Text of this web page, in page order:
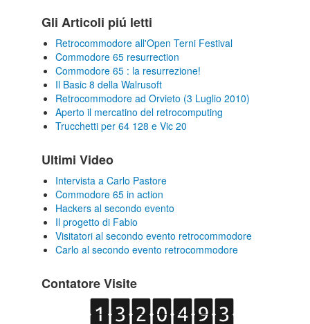
Gli Articoli piú letti
Retrocommodore all'Open Terni Festival
Commodore 65 resurrection
Commodore 65 : la resurrezione!
Il Basic 8 della Walrusoft
Retrocommodore ad Orvieto (3 Luglio 2010)
Aperto il mercatino del retrocomputing
Trucchetti per 64 128 e Vic 20
Ultimi Video
Intervista a Carlo Pastore
Commodore 65 in action
Hackers al secondo evento
Il progetto di Fabio
Visitatori al secondo evento retrocommodore
Carlo al secondo evento retrocommodore
Contatore Visite